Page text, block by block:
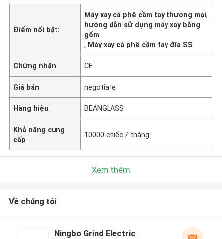
Điểm nổi bật:
Máy xay cà phê cầm tay thương mại,
hướng dẫn sử dụng máy xay bằng
gốm
, Máy xay cà phê cầm tay đĩa SS
Chứng nhận CE
Giá bán negotiate
Hàng hiệu BEANGLASS
Khả năng cung
cấp
10000 chiếc / tháng
Xem thêm
Về chúng tôi
Ningbo Grind Electric